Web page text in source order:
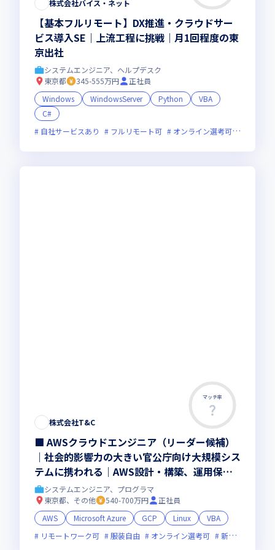
株式会社バイス・ネット
【基本フルリモート】DX推進・クラウドサー
ビス導入SE｜上流工程に挑戦｜月1回程度の東
京出社
システムエンジニア、ヘルプデスク
東京都
345-555万円
正社員
Windows
WindowsServer Python
VBA
C#
自社サービスあり
フルリモート可 オンライン選考可
マッチ率
株式会社T&C
■ AWSクラウドエンジニア（リーダー候補）
｜社会的影響力の大きい官公庁向け大規模シス
テムに携われる｜AWS設計・構築、運用保守
案件多数｜年間休日124日｜AWS資格取得支援
制度あり
システムエンジニア、プログラマ
東京都、その他
540-700万円
正社員
AWS
Microsoft Azure GCP Linux
VBA
リモートワーク可
服装自由 オンライン選考可 新技術に積極的